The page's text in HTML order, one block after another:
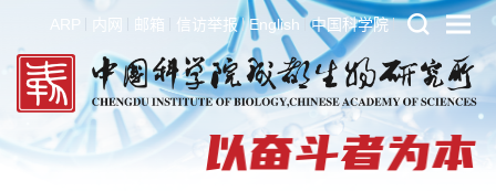
ARP 内网 邮箱 信访举报 English 中国科学院